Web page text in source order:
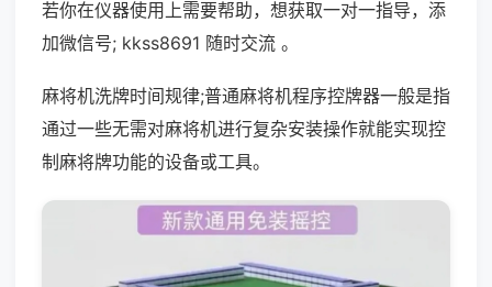
若你在仪器使用上需要帮助，想获取一对一指导，添
加微信号; kkss8691 随时交流 。
麻将机洗牌时间规律;普通麻将机程序控牌器一般是指
通过一些无需对麻将机进行复杂安装操作就能实现控
制麻将牌功能的设备或工具。